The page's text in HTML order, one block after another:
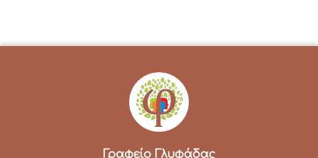
Γραφείο Γλυφάδας